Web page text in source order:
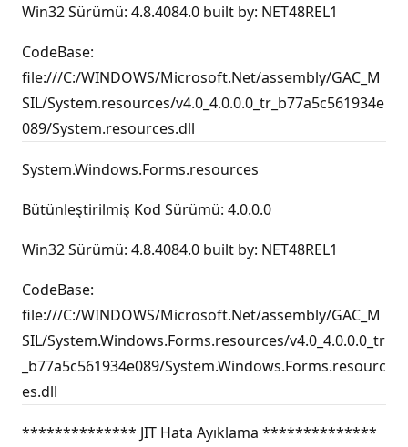
Win32 Sürümü: 4.8.4084.0 built by: NET48REL1
CodeBase:
file:///C:/WINDOWS/Microsoft.Net/assembly/GAC_M
SIL/System.resources/v4.0_4.0.0.0_tr_b77a5c561934e
089/System.resources.dll
System.Windows.Forms.resources
Bütünleştirilmiş Kod Sürümü: 4.0.0.0
Win32 Sürümü: 4.8.4084.0 built by: NET48REL1
CodeBase:
file:///C:/WINDOWS/Microsoft.Net/assembly/GAC_M
SIL/System.Windows.Forms.resources/v4.0_4.0.0.0_tr
_b77a5c561934e089/System.Windows.Forms.resourc
es.dll
************** JIT Hata Ayıklama **************